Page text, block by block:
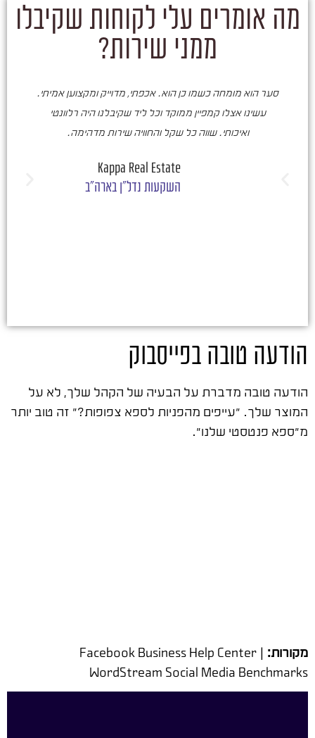
מה אומרים עלי לקוחות שקיבלו
ממני שירות?
סער הוא מומחה כשמו כן הוא. אכפתי, מדוייק ומקצוען אמיתי.
עשינו אצלו קמפיין ממוקד וכל ליד שקיבלנו היה רלוונטי
ואיכותי. שווה כל שקל והחוויה שירות מדהימה.
Kappa Real Estate
השקעות נדל"ן בארה"ב
הודעה טובה בפייסבוק
הודעה טובה מדברת על הבעיה של הקהל שלך, לא על
המוצר שלך. "עייפים מהפניות לספא צפופות?" זה טוב יותר
מ"ספא פנטסטי שלנו".
מקורות: Facebook Business Help Center |
WordStream Social Media Benchmarks